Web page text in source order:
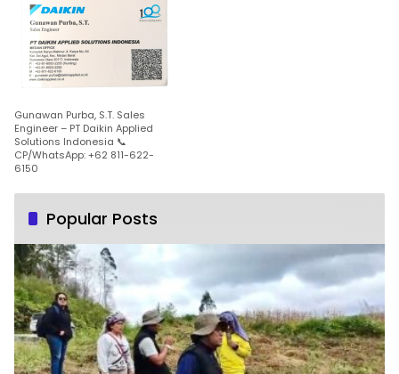
Gunawan Purba, S.T. Sales
Engineer – PT Daikin Applied
Solutions Indonesia 📞
CP/WhatsApp: +62 811-622-
6150
Popular Posts